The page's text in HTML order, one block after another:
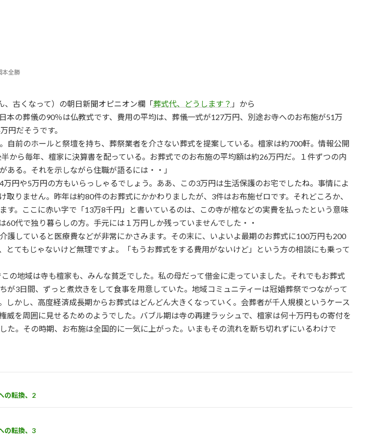
本全勝
、古くなって）の朝日新聞オピニオン欄「葬式代、どうします？ 」から
本の葬儀の90％は仏教式です、費用の平均は、葬儀一式が127万円、別途お寺へのお布施が51万
円だそうです。
。自前のホールと祭壇を持ち、葬祭業者を介さない葬式を提案している。檀家は約700軒。情報公開
から毎年、檀家に決算書を配っている。お葬式でのお布施の平均額は約26万円だ。１件ずつの内
ある。それを示しながら住職が語るには・・」
万円や5万円の方もいらっしゃるでしょう。ああ、この3万円は生活保護のお宅でしたね。事情によ
取りません。昨年は約80件のお葬式にかかわりましたが、3件はお布施ゼロです。それどころか、
す。ここに赤い字で「13万8千円」と書いているのは、この寺が棺などの実費を払ったという意味
60代で独り暮らしの方。手元には１万円しか残っていませんでした・・
護していると医療費などが非常にかさみます。その末に、いよいよ最期のお葬式に100万円も200
とてもじゃないけど無理ですよ。「もうお葬式をする費用がないけど」という方の相談にも乗って
この地域は寺も檀家も、みんな貧乏でした。私の母だって借金に走っていました。それでもお葬式
が3日間、ずっと煮炊きをして食事を用意していた。地域コミュニティーは冠婚葬祭でつながって
しかし、高度経済成長期からお葬式はどんどん大きくなっていく。会葬者が千人規模というケース
威を周囲に見せるためのようでした。バブル期は寺の再建ラッシュで、檀家は何十万円もの寄付を
た。その時期、お布施は全国的に一気に上がった。いまもその流れを断ち切れずにいるわけで
の転換、2
の転換、3